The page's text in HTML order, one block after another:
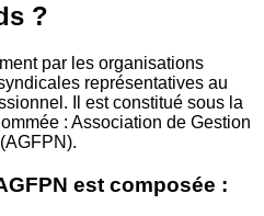
?
par les organisations
représentatives au
Il est constitué sous la
: Association de Gestion
est composée :